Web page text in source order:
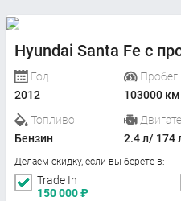
Hyundai Santa Fe с
Год
2012
Пробег
103000 км
Топливо
Бензин
2.4 л/ 174
Делаем скидку, если вы берете в:
Trade In
150 000₽